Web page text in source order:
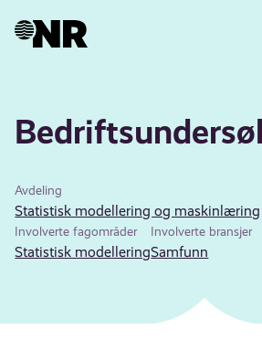
Avdeling
Statistisk modellering og maskinlæring
Involverte fagområder
Statistisk modellering
Involverte bransjer
Samfunn